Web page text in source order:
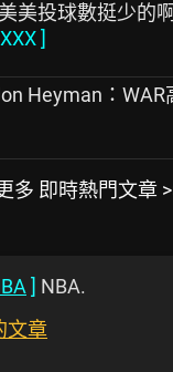
美投球數挺少的
]
Heyman：
多 即時熱門文章
] NBA.
文章